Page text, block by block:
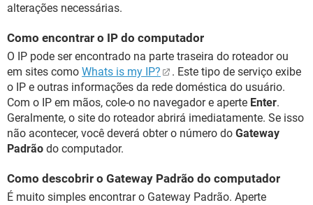
alterações necessárias.
Como encontrar o IP do computador
O IP pode ser encontrado na parte traseira do roteador ou
em sites como Whats is my IP?
. Este tipo de serviço exibe
o IP e outras informações da rede doméstica do usuário.
Com o IP em mãos, cole-o no navegador e aperte Enter.
Geralmente, o site do roteador abrirá imediatamente. Se isso
não acontecer, você deverá obter o número do Gateway
Padrão do computador.
Como descobrir o Gateway Padrão do computador
É muito simples encontrar o Gateway Padrão. Aperte